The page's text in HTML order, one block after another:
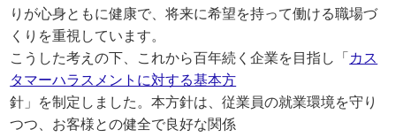
りが心身ともに健康で、将来に希望を持って働ける職場づ
くりを重視しています。
こうした考えの下、これから百年続く企業を目指し「 カス
タマーハラスメントに対する基本方
針」を制定しました。本方針は、従業員の就業環境を守り
つつ、お客様との健全で良好な関係